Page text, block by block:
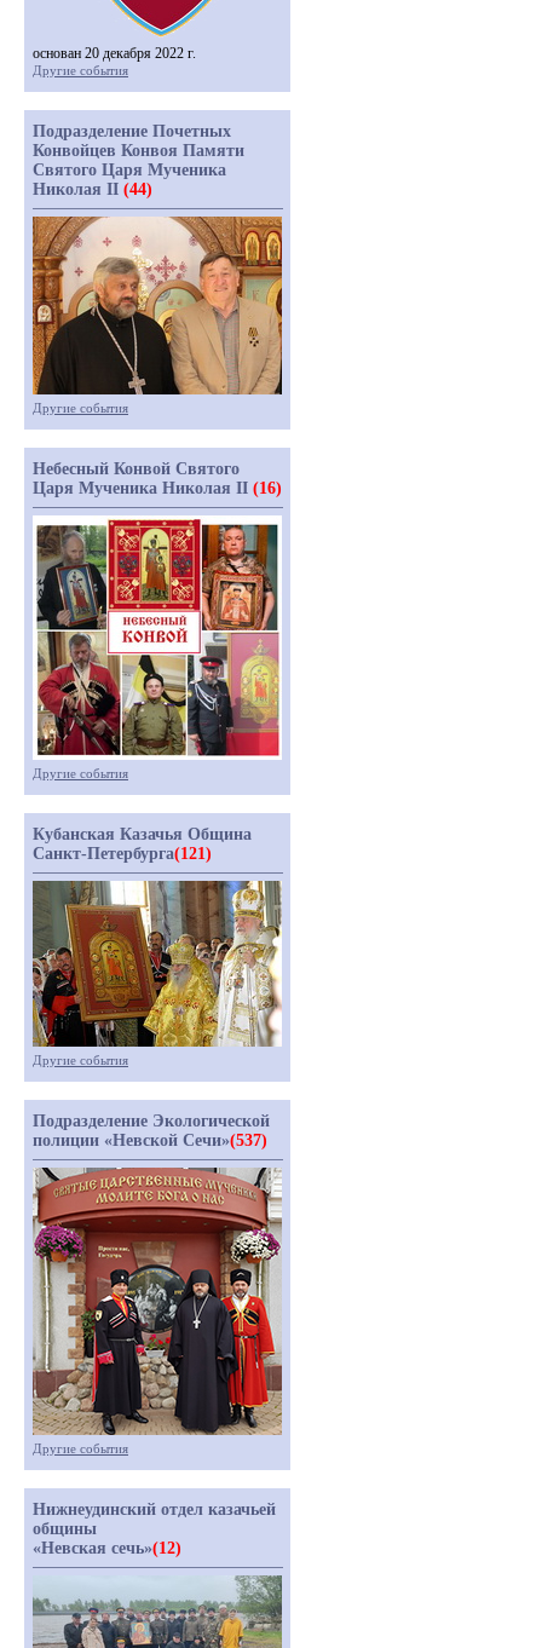
основан 20 декабря 2022 г.
Другие события
Подразделение Почетных
Конвойцев Конвоя Памяти
Святого Царя Мученика
Николая II (44)
Другие события
Небесный Конвой Святого
Царя Мученика Николая II (16)
Другие события
Кубанская Казачья Община
Санкт-Петербурга(121)
Другие события
Подразделение Экологической
полиции «Невской Сечи»(537)
Другие события
Нижнеудинский отдел казачьей
общины
«Невская сечь»(12)